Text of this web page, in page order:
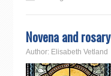
Novena and rosary
Author: Elisabeth Vetland